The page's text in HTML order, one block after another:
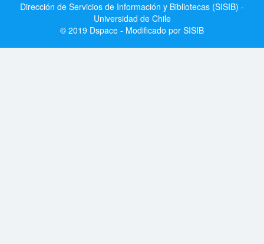
Dirección de Servicios de Información y Bibliotecas (SISIB) -
Universidad de Chile
© 2019 Dspace - Modificado por SISIB